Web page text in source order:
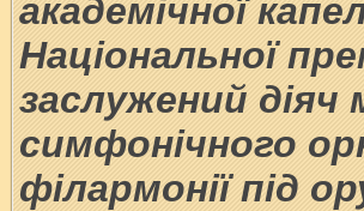
академічної
Національної
заслужений
симфонічного
філармонії під